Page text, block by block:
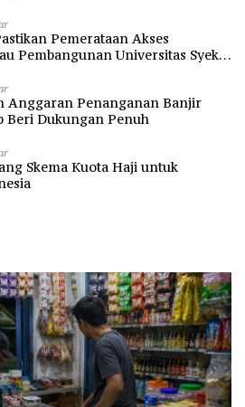
Pemerataan Akses
Pembangunan Universitas Syekh
Anggaran Penanganan Banjir
Beri Dukungan Penuh
Skema Kuota Haji untuk